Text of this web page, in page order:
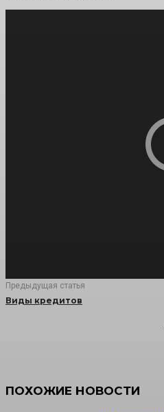
Предыдущая статья
Виды кредитов
ПОХОЖИЕ НОВОСТИ